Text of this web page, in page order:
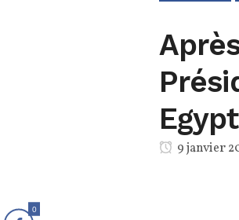
9 janvier
0